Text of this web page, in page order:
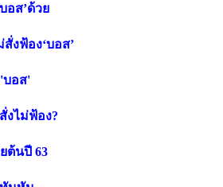
อส’ด้วย
งฟ้อง‘บอส’
บอส'
งไม่ฟ้อง?
ต้นปี 63